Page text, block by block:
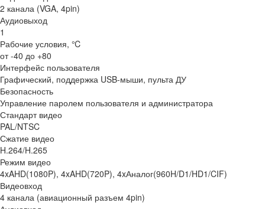
2 канала (VGA, 4pin)
Аудиовыход
1
Рабочие условия, ℃
от -40 до +80
Интерфейс пользователя
Графический, поддержка USB-мыши, пульта ДУ
Безопасность
Управление паролем пользователя и администратора
Стандарт видео
PAL/NTSC
Сжатие видео
H.264/H.265
Режим видео
4xAHD(1080P), 4xAHD(720P), 4xАналог(960H/D1/HD1/CIF)
Видеовход
4 канала (авиационный разъем 4pin)